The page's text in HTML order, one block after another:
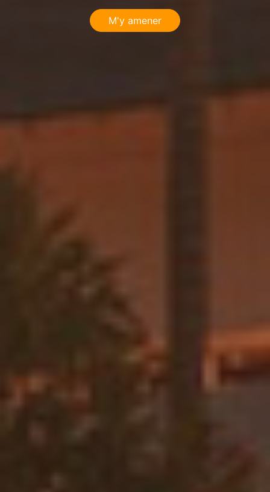
M'y amener